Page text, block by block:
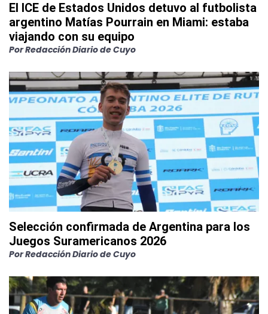
El ICE de Estados Unidos detuvo al futbolista
argentino Matías Pourrain en Miami: estaba
viajando con su equipo
PorRedacción Diario de Cuyo
Selección confirmada de Argentina para los
Juegos Suramericanos 2026
PorRedacción Diario de Cuyo